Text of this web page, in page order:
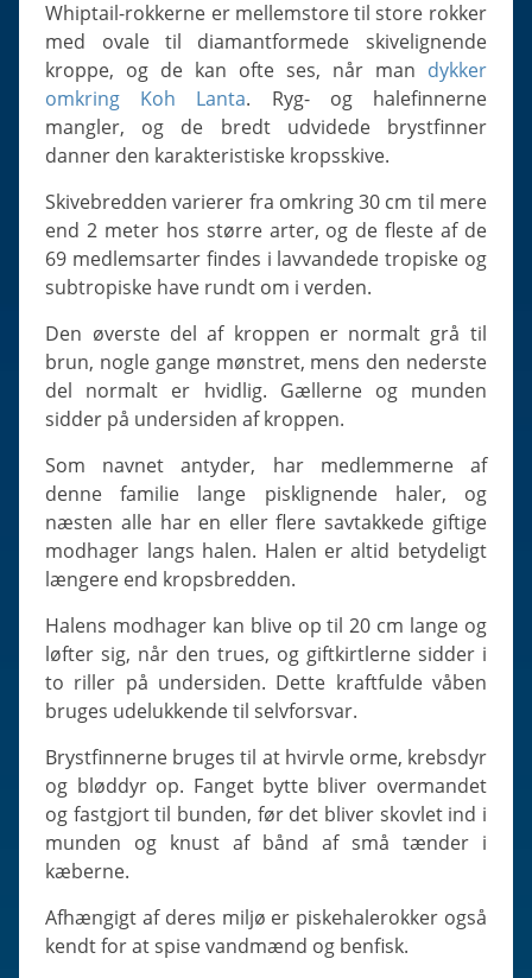
Slugs & Snails
Sea Stars, Urchins & Sea Cucumbers
Clams & Oysters
Sponges
Bristle Worms
Jellyfish
Whiptail-rokkerne er mellemstore til store rokker
med ovale til diamantformede skivelignende
kroppe, og de kan ofte ses, når man dykker
omkring Koh Lanta. Ryg- og halefinnerne
mangler, og de bredt udvidede brystfinner
danner den karakteristiske kropsskive.
Skivebredden varierer fra omkring 30 cm til mere
end 2 meter hos større arter, og de fleste af de
69 medlemsarter findes i lavvandede tropiske og
subtropiske have rundt om i verden.
Den øverste del af kroppen er normalt grå til
brun, nogle gange mønstret, mens den nederste
del normalt er hvidlig. Gællerne og munden
sidder på undersiden af kroppen.
Som navnet antyder, har medlemmerne af
denne familie lange pisklignende haler, og
næsten alle har en eller flere savtakkede giftige
modhager langs halen. Halen er altid betydeligt
længere end kropsbredden.
Halens modhager kan blive op til 20 cm lange og
løfter sig, når den trues, og giftkirtlerne sidder i
to riller på undersiden. Dette kraftfulde våben
bruges udelukkende til selvforsvar.
Brystfinnerne bruges til at hvirvle orme, krebsdyr
og bløddyr op. Fanget bytte bliver overmandet
og fastgjort til bunden, før det bliver skovlet ind i
munden og knust af bånd af små tænder i
kæberne.
Afhængigt af deres miljø er piskehalerokker også
kendt for at spise vandmænd og benfisk.